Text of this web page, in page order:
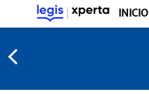
INICIO